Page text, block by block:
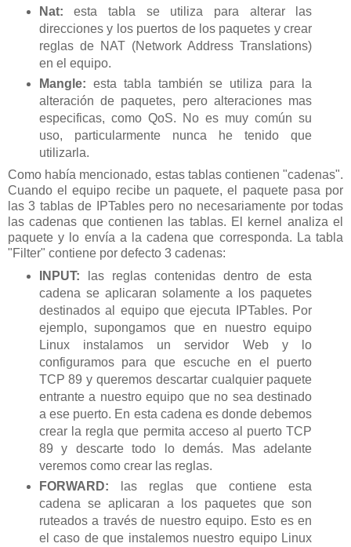
Nat:esta tabla se utiliza para alterar las
direcciones y los puertos de los paquetes y crear
reglas de NAT (Network Address Translations)
en el equipo.
Mangle: esta tabla también se utiliza para la
alteración de paquetes, pero alteraciones mas
especificas, como QoS. No es muy común su
uso, particularmente nunca he tenido que
utilizarla.
Como había mencionado, estas tablas contienen "cadenas".
Cuando el equipo recibe un paquete, el paquete pasa por
las 3 tablas de IPTables pero no necesariamente por todas
las cadenas que contienen las tablas. El kernel analiza el
paquete y lo envía a la cadena que corresponda. La tabla
"Filter" contiene por defecto 3 cadenas:
INPUT:
las reglas contenidas dentro de esta
cadena se aplicaran solamente a los paquetes
destinados al equipo que ejecuta IPTables. Por
ejemplo, supongamos que en nuestro equipo
Linux instalamos un servidor Web y lo
configuramos para que escuche en el puerto
TCP 89 y queremos descartar cualquier paquete
entrante a nuestro equipo que no sea destinado
a ese puerto. En esta cadena es donde debemos
crear la regla que permita acceso al puerto TCP
89 y descarte todo lo demás. Mas adelante
veremos como crear las reglas.
FORWARD: las reglas que contiene esta
cadena se aplicaran a los paquetes que son
ruteados a través de nuestro equipo. Esto es en
el caso de que instalemos nuestro equipo Linux